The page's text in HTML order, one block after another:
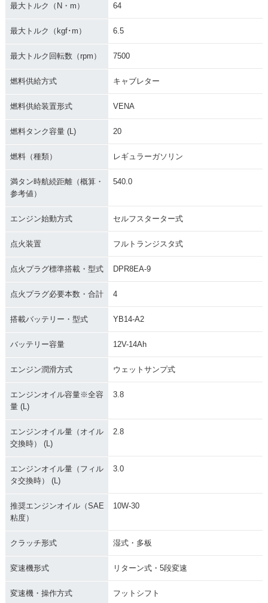
最大トルク（N・m） 64
最大トルク（kgf･m） 6.5
最大トルク回転数（rpm） 7500
燃料供給方式 キャブレター
燃料供給装置形式 VENA
燃料タンク容量 (L) 20
燃料（種類） レギュラーガソリン
満タン時航続距離（概算・
参考値）
540.0
エンジン始動方式 セルフスターター式
点火装置 フルトランジスタ式
点火プラグ標準搭載・型式 DPR8EA-9
点火プラグ必要本数・合計 4
搭載バッテリー・型式 YB14-A2
バッテリー容量 12V-14Ah
エンジン潤滑方式 ウェットサンプ式
エンジンオイル容量※全容
量 (L)
3.8
エンジンオイル量（オイル
交換時） (L)
2.8
エンジンオイル量（フィル
タ交換時） (L)
3.0
推奨エンジンオイル（SAE
粘度）
10W-30
クラッチ形式 湿式・多板
変速機形式 リターン式・5段変速
変速機・操作方式 フットシフト